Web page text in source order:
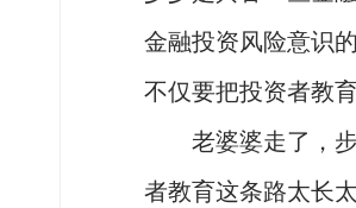
金融投资风险意识
不仅要把投资者教
老婆婆走了，
者教育这条路太长